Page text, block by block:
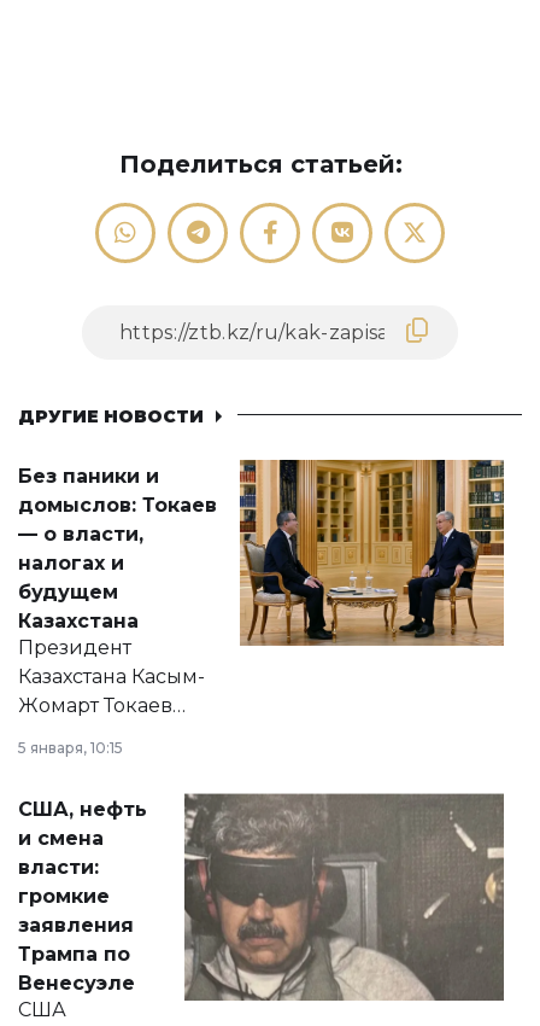
Поделиться статьей:
ДРУГИЕ НОВОСТИ
Без паники и
домыслов: Токаев
— о власти,
налогах и
будущем
Казахстана
Президент
Казахстана Касым-
Жомарт Токаев
сразу несколько
актуальных тем —
от слухов о
политических
реформах до
вопросов армии,
экономики и
личного здоровья.
5 января, 10:15
США, нефть
и смена
власти:
громкие
заявления
Трампа по
Венесуэле
США